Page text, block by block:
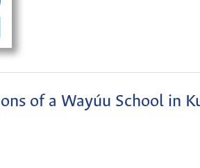
of a Wayúu School in